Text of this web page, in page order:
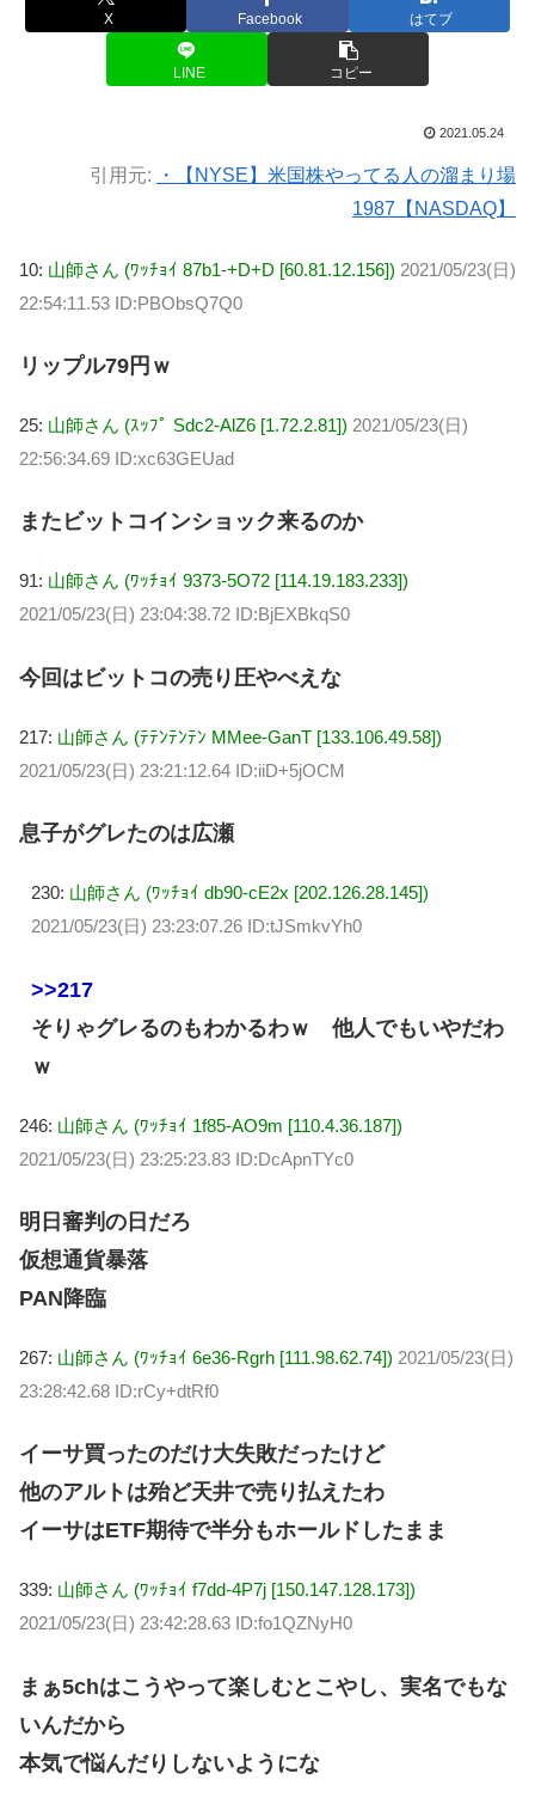
X Facebook はてブ
LINE コピー
2021.05.24
引用元:
・【NYSE】米国株やってる人の溜まり場
1987【NASDAQ】
10: 山師さん (ﾜｯﾁｮｲ 87b1-+D+D [60.81.12.156]) 2021/05/23(日)
22:54:11.53 ID:PBObsQ7Q0
リップル79円ｗ
25: 山師さん (ｽｯﾌﾟ Sdc2-AlZ6 [1.72.2.81]) 2021/05/23(日)
22:56:34.69 ID:xc63GEUad
またビットコインショック来るのか
91: 山師さん (ﾜｯﾁｮｲ 9373-5O72 [114.19.183.233])
2021/05/23(日) 23:04:38.72 ID:BjEXBkqS0
今回はビットコの売り圧やべえな
217: 山師さん (ﾃﾃﾝﾃﾝﾃﾝ MMee-GanT [133.106.49.58])
2021/05/23(日) 23:21:12.64 ID:iiD+5jOCM
息子がグレたのは広瀬
230: 山師さん (ﾜｯﾁｮｲ db90-cE2x [202.126.28.145])
2021/05/23(日) 23:23:07.26 ID:tJSmkvYh0
>>217
そりゃグレるのもわかるわｗ 他人でもいやだわ
ｗ
246: 山師さん (ﾜｯﾁｮｲ 1f85-AO9m [110.4.36.187])
2021/05/23(日) 23:25:23.83 ID:DcApnTYc0
明日審判の日だろ
仮想通貨暴落
PAN降臨
267: 山師さん (ﾜｯﾁｮｲ 6e36-Rgrh [111.98.62.74]) 2021/05/23(日)
23:28:42.68 ID:rCy+dtRf0
イーサ買ったのだけ大失敗だったけど
他のアルトは殆ど天井で売り払えたわ
イーサはETF期待で半分もホールドしたまま
339: 山師さん (ﾜｯﾁｮｲ f7dd-4P7j [150.147.128.173])
2021/05/23(日) 23:42:28.63 ID:fo1QZNyH0
まぁ5chはこうやって楽しむとこやし、実名でもな
いんだから
本気で悩んだりしないようにな